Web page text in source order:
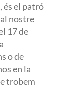
és el patró
nostre
17 de
o de
en la
trobem